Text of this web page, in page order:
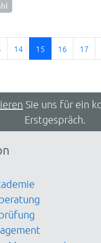
14 15 16 17
Sie uns für ein
Erstgespräch.